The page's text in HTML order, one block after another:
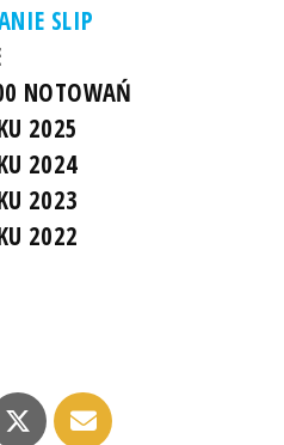
SLIP
NOTOWAŃ
2025
2024
2023
2022